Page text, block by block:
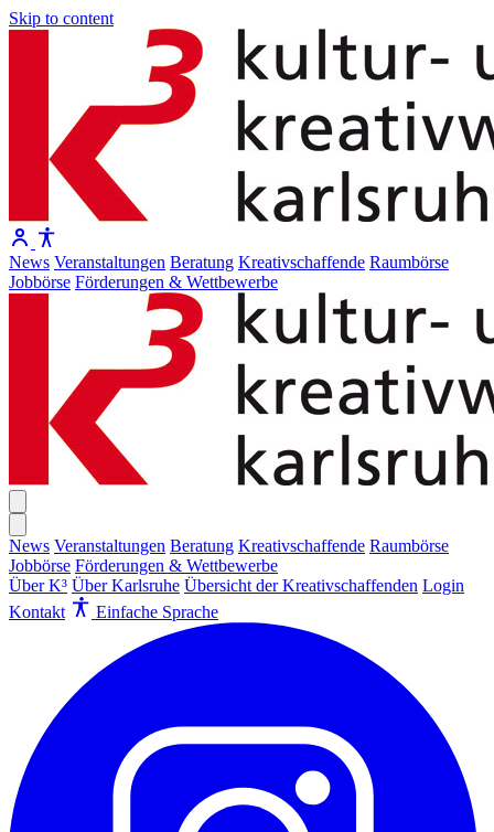
Skip to content
News Veranstaltungen Beratung Kreativschaffende Raumbörse
Jobbörse Förderungen & Wettbewerbe
News Veranstaltungen Beratung Kreativschaffende Raumbörse
Jobbörse Förderungen & Wettbewerbe
Über K³ Über Karlsruhe Übersicht der Kreativschaffenden Login
Kontakt
Einfache Sprache